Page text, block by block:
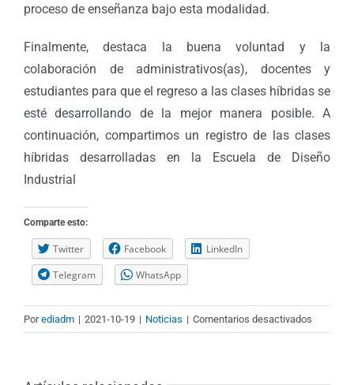
proceso de enseñanza bajo esta modalidad.
Finalmente, destaca la buena voluntad y la
colaboración de administrativos(as), docentes y
estudiantes para que el regreso a las clases híbridas se
esté desarrollando de la mejor manera posible. A
continuación, compartimos un registro de las clases
híbridas desarrolladas en la Escuela de Diseño
Industrial
Comparte esto:
Twitter Facebook
LinkedIn
Telegram
WhatsApp
Porediadm | 2021-10-19 | Noticias | Comentarios desactivados
La